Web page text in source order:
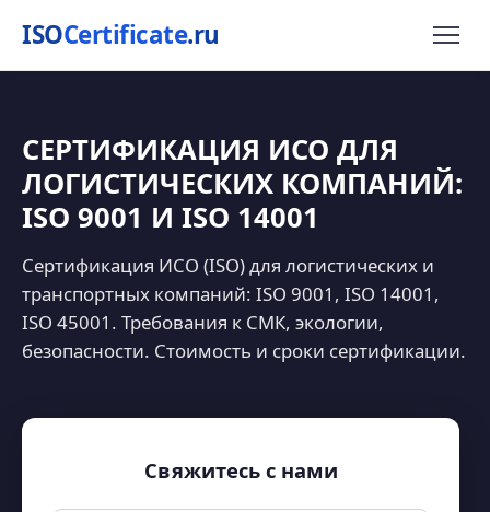
ISOCertificate.ru
СЕРТИФИКАЦИЯ ИСО ДЛЯ
ЛОГИСТИЧЕСКИХ КОМПАНИЙ:
ISO 9001 И ISO 14001
Сертификация ИСО (ISO) для логистических и
транспортных компаний: ISO 9001, ISO 14001,
ISO 45001. Требования к СМК, экологии,
безопасности. Стоимость и сроки сертификации.
Свяжитесь с нами